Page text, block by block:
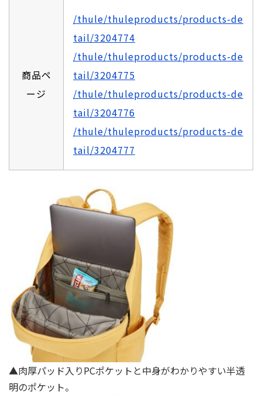
商品ペ
ージ
/thule/thuleproducts/products-de
tail/3204774
/thule/thuleproducts/products-de
tail/3204775
/thule/thuleproducts/products-de
tail/3204776
/thule/thuleproducts/products-de
tail/3204777
▲肉厚パッド⼊りPCポケットと中身がわかりやすい半透
明のポケット。